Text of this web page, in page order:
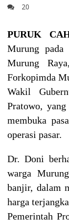
20
PURUK
Murung pada
Murung
Forkopimda
Wakil
Pratowo,
membuka
operasi pasar.
Dr. Doni
warga
banjir, dalam
harga
Pemerintah